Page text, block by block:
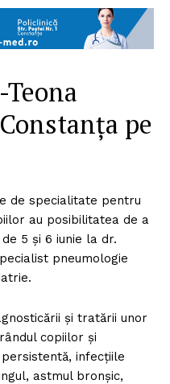
pe
de specialitate pentru
au posibilitatea de a
5 și 6 iunie la dr.
pneumologie
și tratării unor
copiilor și
infecțiile
astmul bronșic,